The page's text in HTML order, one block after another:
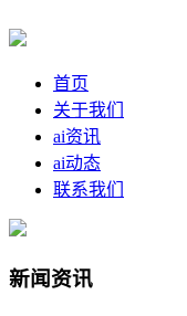
首页
关于我们
ai资讯
ai动态
联系我们
新闻资讯